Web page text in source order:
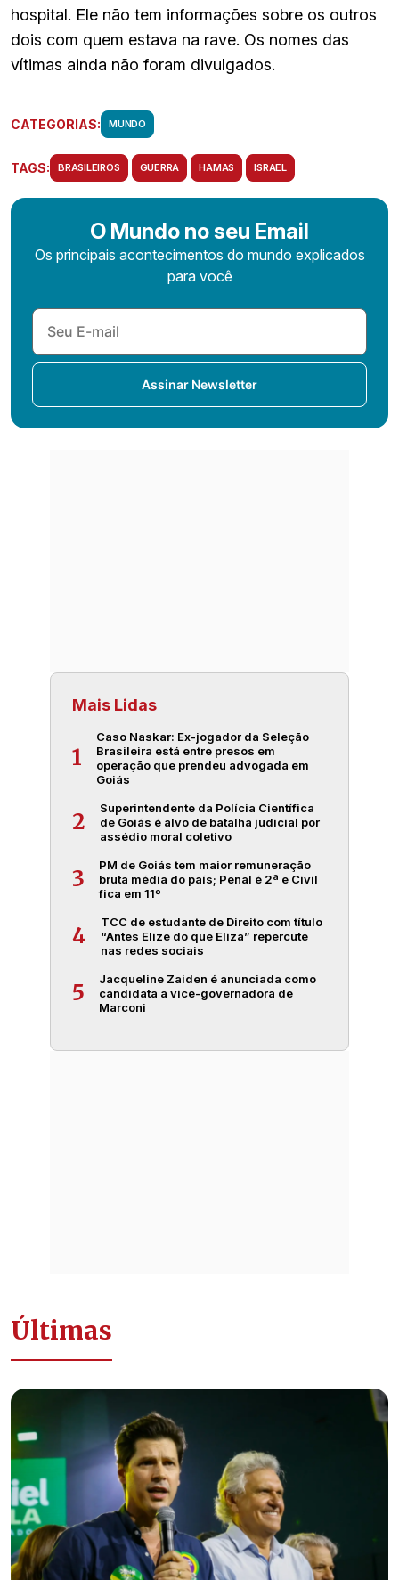
hospital. Ele não tem informações sobre os outros
dois com quem estava na rave. Os nomes das
vítimas ainda não foram divulgados.
CATEGORIAS: MUNDO
TAGS: BRASILEIROS GUERRA HAMAS ISRAEL
O Mundo no seu Email
Os principais acontecimentos do mundo explicados
para você
Assinar Newsletter
Mais Lidas
1
Caso Naskar: Ex-jogador da Seleção
Brasileira está entre presos em
operação que prendeu advogada em
Goiás
2
Superintendente da Polícia Científica
de Goiás é alvo de batalha judicial por
assédio moral coletivo
3
PM de Goiás tem maior remuneração
bruta média do país; Penal é 2ª e Civil
fica em 11º
4
TCC de estudante de Direito com título
“Antes Elize do que Eliza” repercute
nas redes sociais
5
Jacqueline Zaiden é anunciada como
candidata a vice-governadora de
Marconi
Últimas